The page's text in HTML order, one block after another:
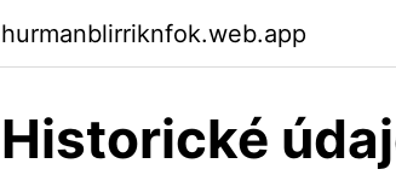
hurmanblirriknfok.web.app
Historické